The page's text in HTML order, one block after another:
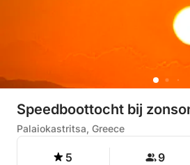
Speedboottocht bij
Palaiokastritsa, Greece
5 9